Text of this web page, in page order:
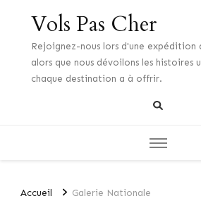
Vols Pas Cher
Rejoignez-nous lors d'une expédition
alors que nous dévoilons les histoires
chaque destination a à offrir.
Accueil Galerie Nationale